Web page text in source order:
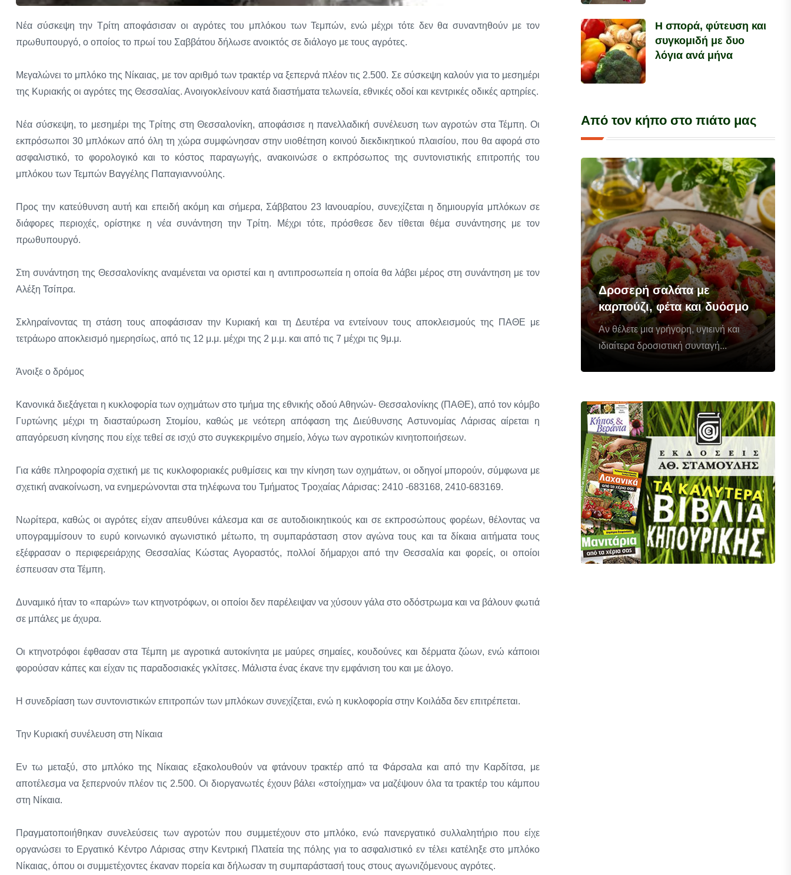
Νέα σύσκεψη την Τρίτη αποφάσισαν οι αγρότες του μπλόκου των Τεμπών, ενώ μέχρι τότε δεν θα συναντηθούν με τον
πρωθυπουργό, ο οποίος το πρωί του Σαββάτου δήλωσε ανοικτός σε διάλογο με τους αγρότες.
Μεγαλώνει το μπλόκο της Νίκαιας, με τον αριθμό των τρακτέρ να ξεπερνά πλέον τις 2.500. Σε σύσκεψη καλούν για το μεσημέρι
της Κυριακής οι αγρότες της Θεσσαλίας. Ανοιγοκλείνουν κατά διαστήματα τελωνεία, εθνικές οδοί και κεντρικές οδικές αρτηρίες.
Νέα σύσκεψη, το μεσημέρι της Τρίτης στη Θεσσαλονίκη, αποφάσισε η πανελλαδική συνέλευση των αγροτών στα Τέμπη. Οι
εκπρόσωποι 30 μπλόκων από όλη τη χώρα συμφώνησαν στην υιοθέτηση κοινού διεκδικητικού πλαισίου, που θα αφορά στο
ασφαλιστικό, το φορολογικό και το κόστος παραγωγής, ανακοινώσε ο εκπρόσωπος της συντονιστικής επιτροπής του
μπλόκου των Τεμπών Βαγγέλης Παπαγιαννούλης.
Προς την κατεύθυνση αυτή και επειδή ακόμη και σήμερα, Σάββατου 23 Ιανουαρίου, συνεχίζεται η δημιουργία μπλόκων σε
διάφορες περιοχές, ορίστηκε η νέα συνάντηση την Τρίτη. Μέχρι τότε, πρόσθεσε δεν τίθεται θέμα συνάντησης με τον
πρωθυπουργό.
Στη συνάντηση της Θεσσαλονίκης αναμένεται να οριστεί και η αντιπροσωπεία η οποία θα λάβει μέρος στη συνάντηση με τον
Αλέξη Τσίπρα.
Σκληραίνοντας τη στάση τους αποφάσισαν την Κυριακή και τη Δευτέρα να εντείνουν τους αποκλεισμούς της ΠΑΘΕ με
τετράωρο αποκλεισμό ημερησίως, από τις 12 μ.μ. μέχρι της 2 μ.μ. και από τις 7 μέχρι τις 9μ.μ.
Άνοιξε ο δρόμος
Κανονικά διεξάγεται η κυκλοφορία των οχημάτων στο τμήμα της εθνικής οδού Αθηνών- Θεσσαλονίκης (ΠΑΘΕ), από τον κόμβο
Γυρτώνης μέχρι τη διασταύρωση Στομίου, καθώς με νεότερη απόφαση της Διεύθυνσης Αστυνομίας Λάρισας αίρεται η
απαγόρευση κίνησης που είχε τεθεί σε ισχύ στο συγκεκριμένο σημείο, λόγω των αγροτικών κινητοποιήσεων.
Για κάθε πληροφορία σχετική με τις κυκλοφοριακές ρυθμίσεις και την κίνηση των οχημάτων, οι οδηγοί μπορούν, σύμφωνα με
σχετική ανακοίνωση, να ενημερώνονται στα τηλέφωνα του Τμήματος Τροχαίας Λάρισας: 2410 -683168, 2410-683169.
Νωρίτερα, καθώς οι αγρότες είχαν απευθύνει κάλεσμα και σε αυτοδιοικητικούς και σε εκπροσώπους φορέων, θέλοντας να
υπογραμμίσουν το ευρύ κοινωνικό αγωνιστικό μέτωπο, τη συμπαράσταση στον αγώνα τους και τα δίκαια αιτήματα τους
εξέφρασαν ο περιφερειάρχης Θεσσαλίας Κώστας Αγοραστός, πολλοί δήμαρχοι από την Θεσσαλία και φορείς, οι οποίοι
έσπευσαν στα Τέμπη.
Δυναμικό ήταν το «παρών» των κτηνοτρόφων, οι οποίοι δεν παρέλειψαν να χύσουν γάλα στο οδόστρωμα και να βάλουν φωτιά
σε μπάλες με άχυρα.
Οι κτηνοτρόφοι έφθασαν στα Τέμπη με αγροτικά αυτοκίνητα με μαύρες σημαίες, κουδούνες και δέρματα ζώων, ενώ κάποιοι
φορούσαν κάπες και είχαν τις παραδοσιακές γκλίτσες. Μάλιστα ένας έκανε την εμφάνιση του και με άλογο.
Η συνεδρίαση των συντονιστικών επιτροπών των μπλόκων συνεχίζεται, ενώ η κυκλοφορία στην Κοιλάδα δεν επιτρέπεται.
Την Κυριακή συνέλευση στη Νίκαια
Εν τω μεταξύ, στο μπλόκο της Νίκαιας εξακολουθούν να φτάνουν τρακτέρ από τα Φάρσαλα και από την Καρδίτσα, με
αποτέλεσμα να ξεπερνούν πλέον τις 2.500. Οι διοργανωτές έχουν βάλει «στοίχημα» να μαζέψουν όλα τα τρακτέρ του κάμπου
στη Νίκαια.
Πραγματοποιήθηκαν συνελεύσεις των αγροτών που συμμετέχουν στο μπλόκο, ενώ πανεργατικό συλλαλητήριο που είχε
οργανώσει το Εργατικό Κέντρο Λάρισας στην Κεντρική Πλατεία της πόλης για το ασφαλιστικό εν τέλει κατέληξε στο μπλόκο
Νίκαιας, όπου οι συμμετέχοντες έκαναν πορεία και δήλωσαν τη συμπαράστασή τους στους αγωνιζόμενους αγρότες.
Η σπορά, φύτευση και
συγκομιδή με δυο
λόγια ανά μήνα
Από τον κήπο στο πιάτο μας
Δροσερή σαλάτα με
καρπούζι, φέτα και δυόσμο
Αν θέλετε μια γρήγορη, υγιεινή και
ιδιαίτερα δροσιστική συνταγή...